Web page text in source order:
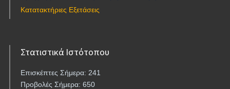
Κατατακτήριες Εξετάσεις
Στατιστικά Ιστότοπου
Επισκέπτες Σήμερα: 241
Προβολές Σήμερα: 650